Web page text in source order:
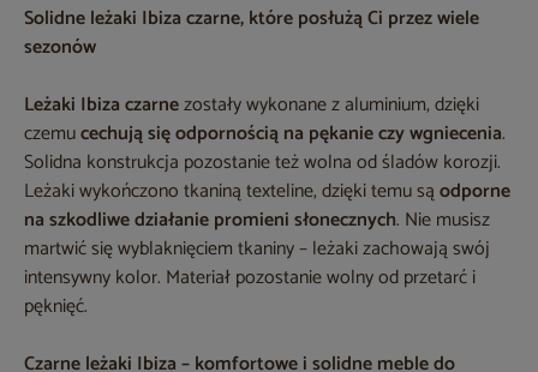
Solidne leżaki Ibiza czarne, które posłużą Ci przez wiele
sezonów
Leżaki Ibiza czarnezostały wykonane z aluminium, dzięki
czemucechują się odpornością na pękanie czy wgniecenia.
Solidna konstrukcja pozostanie też wolna od śladów korozji.
Leżaki wykończono tkaniną texteline, dzięki temu sąodporne
na szkodliwe działanie promieni słonecznych. Nie musisz
martwić się wyblaknięciem tkaniny – leżaki zachowają swój
intensywny kolor. Materiał pozostanie wolny od przetarć i
pęknięć.
Czarne leżaki Ibiza – komfortowe i solidne meble do